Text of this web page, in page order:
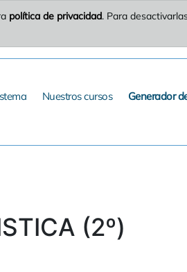
política de privacidad. Para
Nuestros cursos Generador
(2º)